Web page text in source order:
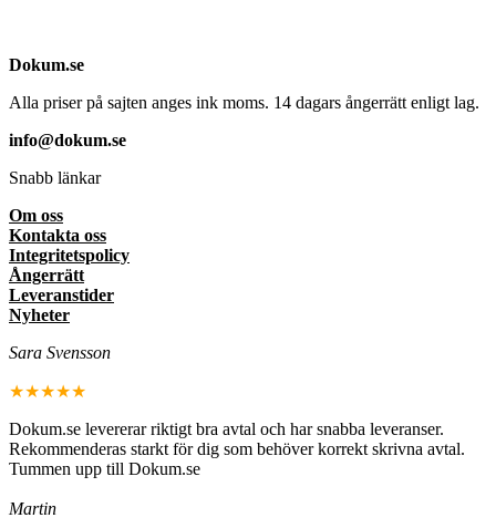
Dokum.se
Alla priser på sajten anges ink moms. 14 dagars ångerrätt enligt lag.
info@dokum.se
Snabb länkar
Om oss
Kontakta oss
Integritetspolicy
Ångerrätt
Leveranstider
Nyheter
Sara Svensson
★★★★★
Dokum.se levererar riktigt bra avtal och har snabba leveranser.
Rekommenderas starkt för dig som behöver korrekt skrivna avtal.
Tummen upp till Dokum.se
Martin